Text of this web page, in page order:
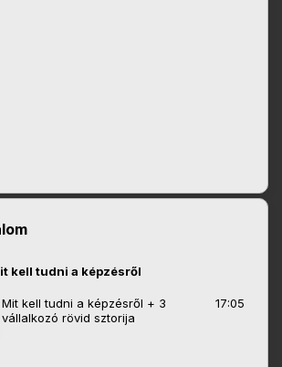
kell tudni a képzésről
Mit kell tudni a képzésről + 3
vállalkozó rövid sztorija
17:05